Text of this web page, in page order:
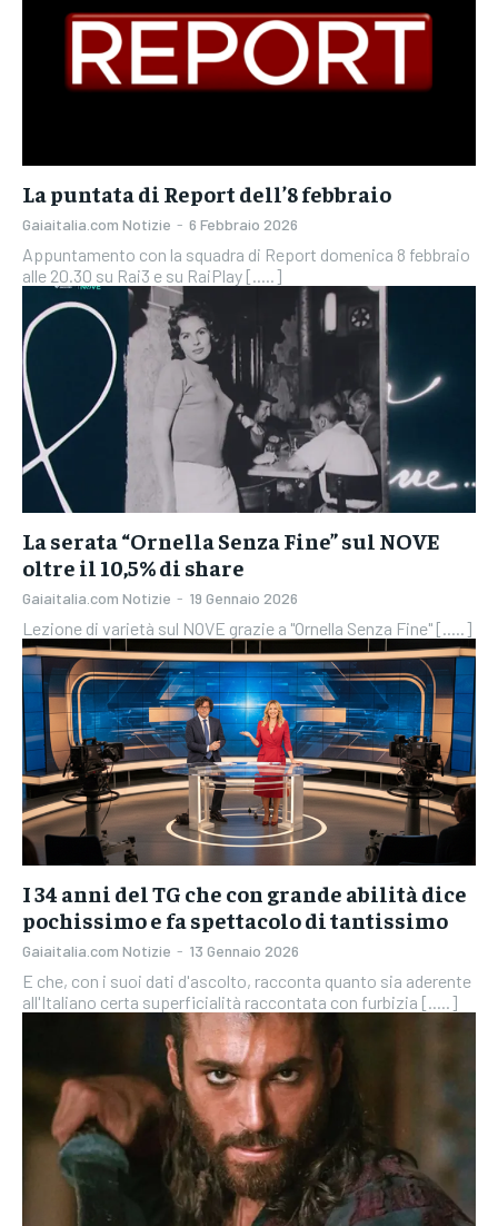
La puntata di Report dell’8 febbraio
Gaiaitalia.com Notizie - 6 Febbraio 2026
Appuntamento con la squadra di Report domenica 8 febbraio
alle 20.30 su Rai3 e su RaiPlay [.....]
La serata “Ornella Senza Fine” sul NOVE
oltre il 10,5% di share
Gaiaitalia.com Notizie - 19 Gennaio 2026
Lezione di varietà sul NOVE grazie a "Ornella Senza Fine" [.....]
I 34 anni del TG che con grande abilità dice
pochissimo e fa spettacolo di tantissimo
Gaiaitalia.com Notizie - 13 Gennaio 2026
E che, con i suoi dati d'ascolto, racconta quanto sia aderente
all'Italiano certa superficialità raccontata con furbizia [.....]